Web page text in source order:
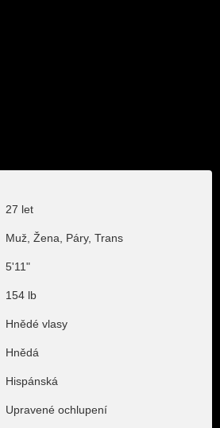
27 let
Muž, Žena, Páry, Trans
5'11"
154 lb
Hnědé vlasy
Hnědá
Hispánská
Upravené ochlupení